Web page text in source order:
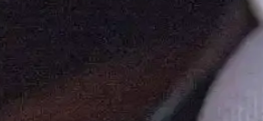
Siri'yi yeni bir uygulama olarak sunuyor
Lambası: Tasarım, Teknoloji
akıllı ev sistemleriyle uyumlu renk ayarı